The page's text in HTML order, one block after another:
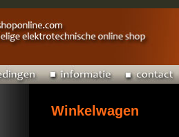
Winkelwagen